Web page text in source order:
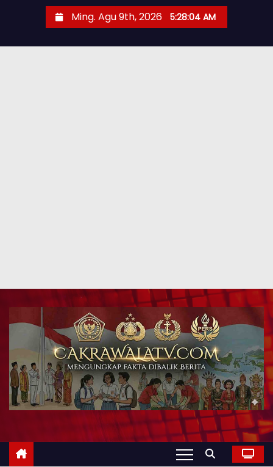
Ming. Agu 9th, 2026 5:28:05 AM